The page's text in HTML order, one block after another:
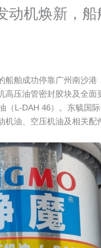
动机焕新，船
舶成功停靠广州南沙港
高压油管密封胶块及全面
（L-DAH 46）。东毓国
油、空压机油及相关配